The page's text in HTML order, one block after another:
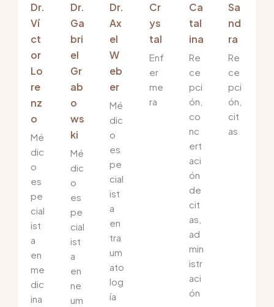
Dr.
Ví
ct
or
Lo
re
nz
o
Mé
dic
o
es
pe
cial
ist
a
en
me
dic
ina
Dr.
Ga
bri
el
Gr
ab
o
ws
ki
Mé
dic
o
es
pe
cial
ist
a
en
ne
um
Dr.
Ax
el
W
eb
er
Mé
dic
o
es
pe
cial
ist
a
en
tra
um
ato
log
ía
Cr
ys
tal
Enf
er
me
ra
Ca
tal
ina
Re
ce
pci
ón,
co
nc
ert
aci
ón
de
cit
as,
ad
min
istr
aci
ón
Sa
nd
ra
Re
ce
pci
ón,
cit
as